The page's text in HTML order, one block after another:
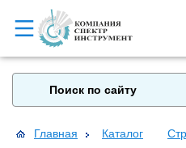
Главная Каталог